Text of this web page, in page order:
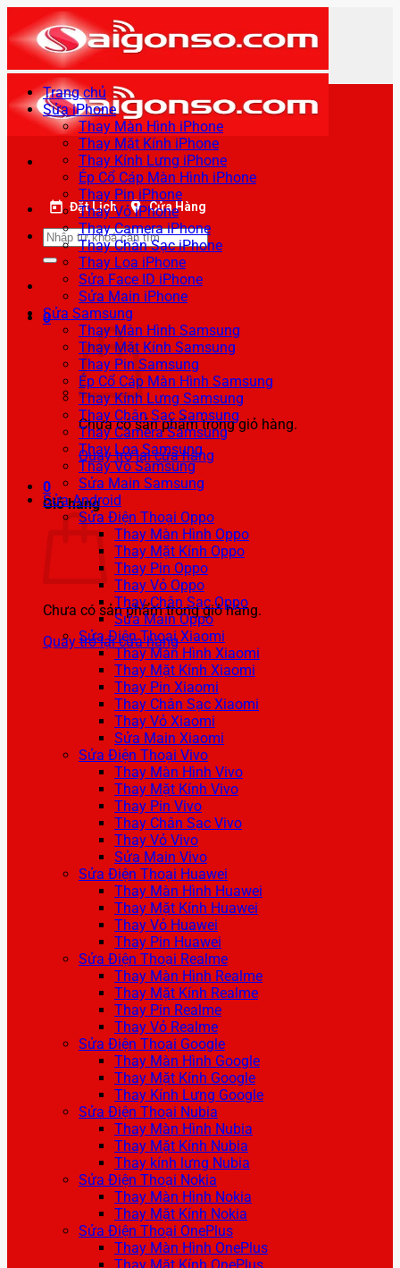
qua
nội
dung
Đặt Lịch Cửa Hàng
Tìm
kiếm:
0
Chưa có sản phẩm trong giỏ hàng.
Quay trở lại cửa hàng
0
Giỏ hàng
Chưa có sản phẩm trong giỏ hàng.
Quay trở lại cửa hàng
Trang chủ
Sửa iPhone
Thay Màn Hình iPhone
Thay Mặt Kính iPhone
Thay Kính Lưng iPhone
Ép Cổ Cáp Màn Hình iPhone
Thay Pin iPhone
Thay Vỏ iPhone
Thay Camera iPhone
Thay Chân Sạc iPhone
Thay Loa iPhone
Sửa Face ID iPhone
Sửa Main iPhone
Sửa Samsung
Thay Màn Hình Samsung
Thay Mặt Kính Samsung
Thay Pin Samsung
Ép Cổ Cáp Màn Hình Samsung
Thay Kính Lưng Samsung
Thay Chân Sạc Samsung
Thay Camera Samsung
Thay Loa Samsung
Thay Vỏ Samsung
Sửa Main Samsung
Sửa Android
Sửa Điện Thoại Oppo
Thay Màn Hình Oppo
Thay Mặt Kính Oppo
Thay Pin Oppo
Thay Vỏ Oppo
Thay Chân Sạc Oppo
Sửa Main Oppo
Sửa Điện Thoại Xiaomi
Thay Màn Hình Xiaomi
Thay Mặt Kính Xiaomi
Thay Pin Xiaomi
Thay Chân Sạc Xiaomi
Thay Vỏ Xiaomi
Sửa Main Xiaomi
Sửa Điện Thoại Vivo
Thay Màn Hình Vivo
Thay Mặt Kính Vivo
Thay Pin Vivo
Thay Chân Sạc Vivo
Thay Vỏ Vivo
Sửa Main Vivo
Sửa Điện Thoại Huawei
Thay Màn Hình Huawei
Thay Mặt Kính Huawei
Thay Vỏ Huawei
Thay Pin Huawei
Sửa Điện Thoại Realme
Thay Màn Hình Realme
Thay Mặt Kính Realme
Thay Pin Realme
Thay Vỏ Realme
Sửa Điện Thoại Google
Thay Màn Hình Google
Thay Mặt Kính Google
Thay Kính Lưng Google
Sửa Điện Thoại Nubia
Thay Màn Hình Nubia
Thay Mặt Kính Nubia
Thay kính lưng Nubia
Sửa Điện Thoại Nokia
Thay Màn Hình Nokia
Thay Mặt Kính Nokia
Sửa Điện Thoại OnePlus
Thay Màn Hình OnePlus